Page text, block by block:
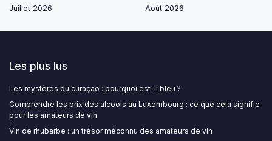
Juillet 2026
Août 2026
Les plus lus
Les mystères du curaçao : pourquoi est-il bleu ?
Comprendre les prix des alcools au Luxembourg : ce que cela signifie
pour les amateurs de vin
Vin de rhubarbe : un trésor méconnu des amateurs de vin